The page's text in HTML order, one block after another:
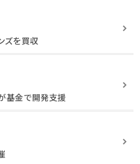
ズを買収
基金で開発支援